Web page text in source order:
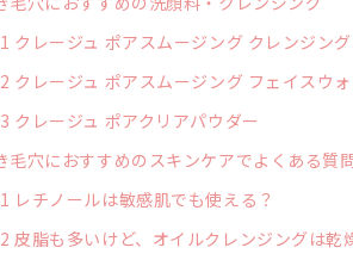
クレージュ ポアスムージング クレンジン
クレージュ ポアスムージング フェイスウ
クレージュ ポアクリアパウダー
毛穴におすすめのスキンケアでよくある質
レチノールは敏感肌でも使える？
皮脂も多いけど、オイルクレンジングは乾